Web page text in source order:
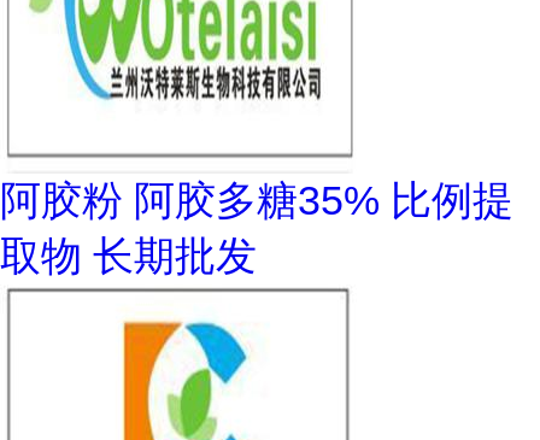
阿胶粉 阿胶多糖35% 比例提
取物 长期批发